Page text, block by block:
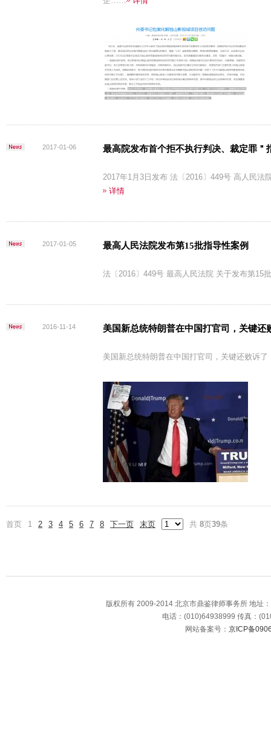
2017-01-06 最高院发布首个拒不执行判决、裁定罪＂
2017年1月3日发布 法〔2016〕449号 高人民
详情
2017-01-05 最高人民法院发布第15批指导性案例
法〔2016〕449号 最高人民法院 关于发布第
2016-11-14 美国新总统特朗普在中国打官司，关键还
美国新总统特朗普在中国打官司，关键还败诉
首页 1 2 3 4 5 6 7 8 下一页 末页 共 8页39条
版权所有 2009-2014 北京市鼎鉴律师事务所 地址
电话：(010)64938999 传真：
网站备案号： 京ICP备